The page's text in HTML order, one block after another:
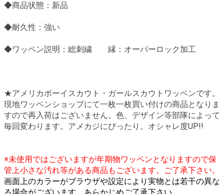
◆商品状態：新品
◆耐久性：強い
◆ワッペン説明：総刺繍 縁：オーバーロック加工
★アメリカボーイスカウト・ガールスカウトワッペンです。
現地ワッペンショップにて一枚一枚買い付けの商品となりま
すので再入荷はございません。色、デザイン等部隊によって
毎回変わります。アメカジにぴったり。オシャレ度UP!!
※未使用ではございますが年期物ワッペンとなりますので保
管上小さな汚れ等がある商品もございます。ご了承下さい。
画面上のカラーがブラウザや設定により実物とは若干の異な